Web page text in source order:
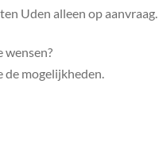
Uden alleen op aanvraag.
wensen?
de mogelijkheden.